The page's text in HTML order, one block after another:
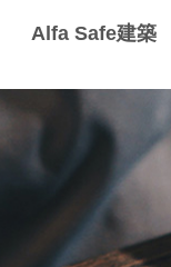
Alfa Safe建築